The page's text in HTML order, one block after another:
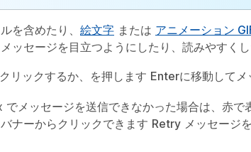
を含めたり、 絵文字 または アニメーション
ッセージを目立つようにしたり、読みやすくし
リックするか、を押します Enterに移動してメ
でメッセージを送信できなかった場合は、赤で
ナーからクリックできます Retry メッセージ